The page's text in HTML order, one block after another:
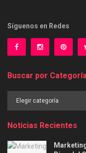
Síguenos en Redes
Buscar por
Noticias Recientes